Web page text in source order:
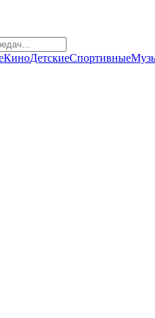
КиноДетскиеСпортивные